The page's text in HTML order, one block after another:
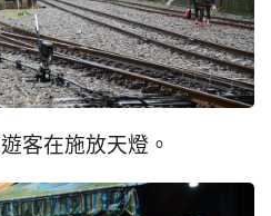
客在施放天燈。